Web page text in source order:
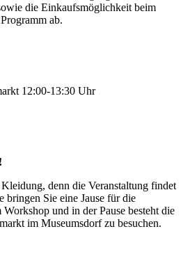
die Einkaufsmöglichkeit beim
ab.
12:00-13:30 Uhr
denn die Veranstaltung findet
bringen Sie eine Jause für die
und in der Pause besteht die
im Museumsdorf zu besuchen.